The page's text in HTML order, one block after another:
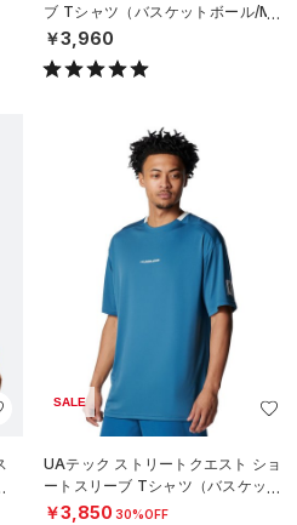
ブ Tシャツ（バスケットボール/ME
N）
￥3,960
SALE
UAテック ストリートクエスト ショ
ートスリーブ Tシャツ（バスケット
ボール/MEN）
￥3,850 30%OFF